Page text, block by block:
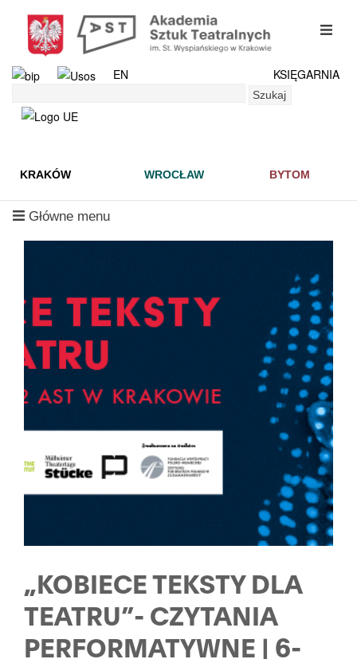
EN
KSIĘGARNIA
Szukaj
KRAKÓW WROCŁAW BYTOM
mobilne
Główne menu
„KOBIECE TEKSTY DLA
TEATRU”- CZYTANIA
PERFORMATYWNE | 6-